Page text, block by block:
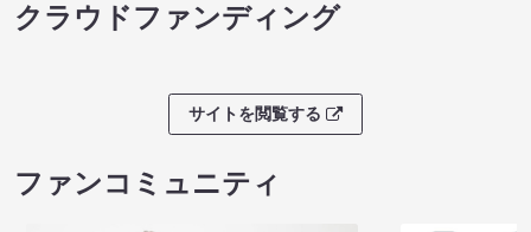
クラウドファンディング
サイトを閲覧する
ファンコミュニティ